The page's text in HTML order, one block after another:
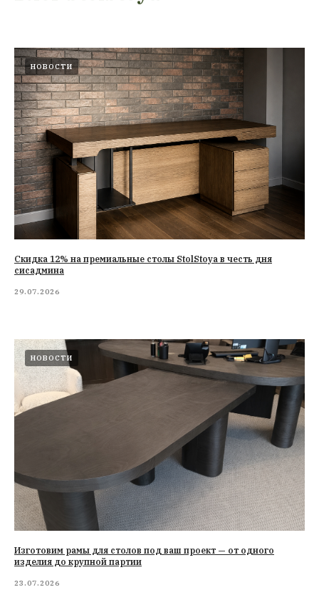
НОВОСТИ
Cкидка 12% на премиальные столы StolStoya в честь дня
сисадмина
29.07.2026
НОВОСТИ
Изготовим рамы для столов под ваш проект — от одного
изделия до крупной партии
23.07.2026